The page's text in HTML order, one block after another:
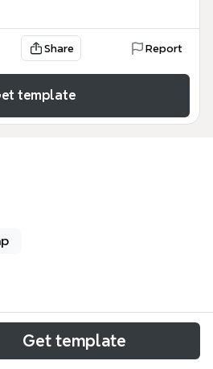
Share Report
template
、特定の人物を中心とした複雑
ットワークを可視化するため
Get template